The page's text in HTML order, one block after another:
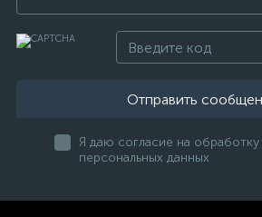
Отправить
Я даю согласие на
персональных данных